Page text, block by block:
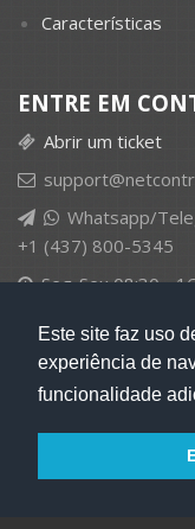
Este site faz uso
experiência de
funcionalidade
Características
ENTRE EM
Abrir um ticket
Whatsapp/
+1 (437) 800-5345
Seg-Sex 08:30 -
© 2026
10685-B